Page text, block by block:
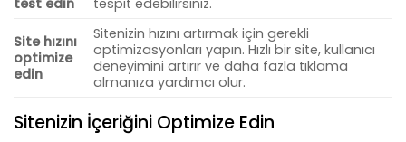
test edin
tespit edebilirsiniz.
Site hızını
optimize
edin
Sitenizin hızını artırmak için gerekli
optimizasyonları yapın. Hızlı bir site, kullanıcı
deneyimini artırır ve daha fazla tıklama
almanıza yardımcı olur.
Sitenizin İçeriğini Optimize Edin